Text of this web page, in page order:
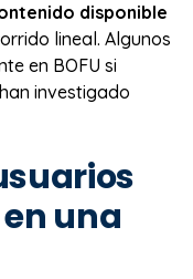
disponible
lineal. Algunos
en BOFU si
investigado
una